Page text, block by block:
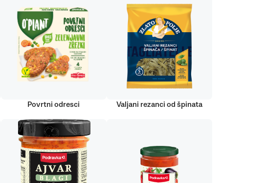
Povrtni odresci Valjani rezanci od špinata